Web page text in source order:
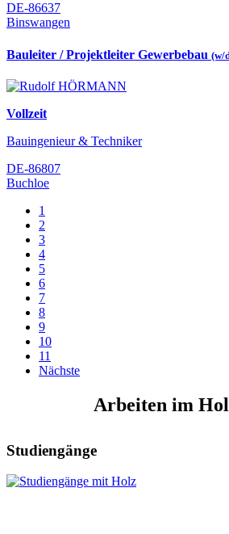
DE-86637
Binswangen
Bauleiter / Projektleiter Gewerbebau (w/
Vollzeit
Bauingenieur & Techniker
DE-86807
Buchloe
1
2
3
4
5
6
7
8
9
10
11
Nächste
Arbeiten im
Studiengänge